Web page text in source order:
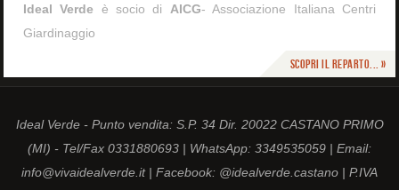
Ideal Verde è socio di AICG- Associazione Italiana Centri
Giardinaggio
Scopri il reparto... »
Ideal Verde - Punto vendita: S.P. 34 Dir. 20022 CASTANO PRIMO
(MI) - Tel/Fax 0331880693 | WhatsApp: 3349535059 | Email:
info@vivaidealverde.it | Facebook: @idealverde.castano | P.IVA